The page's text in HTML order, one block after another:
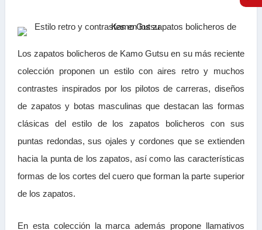
Los zapatos bolicheros de Kamo Gutsu en su más reciente
colección proponen un estilo con aires retro y muchos
contrastes inspirados por los pilotos de carreras, diseños
de zapatos y botas masculinas que destacan las formas
clásicas del estilo de los zapatos bolicheros con sus
puntas redondas, sus ojales y cordones que se extienden
hacia la punta de los zapatos, así como las características
formas de los cortes del cuero que forman la parte superior
de los zapatos.
En esta colección la marca además propone llamativos